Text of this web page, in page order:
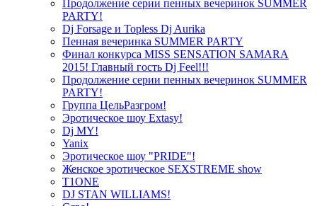
Продолжение серии пенных вечеринок SUMMER
PARTY!
Dj Forsage и Topless Dj Aurika
Пенная вечеринка SUMMER PARTY
Финал конкурса MISS SENSATION SAMARA
2015! Главный гость Dj Feel!!!
Продолжение серии пенных вечеринок SUMMER
PARTY!
Группа ЦельРазгром!
Эротическое шоу Extasy!
Dj MY!
Yanix
Эротическое шоу "PRIDE"!
Женское эротическое SEXSTREME show
T1ONE
DJ STAN WILLIAMS!